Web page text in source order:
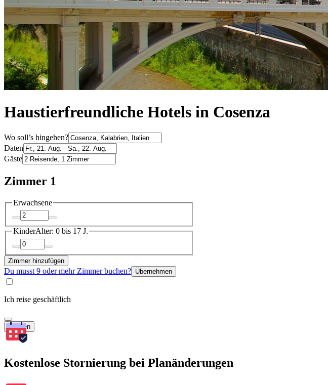
Haustierfreundliche Hotels in Cosenza
Wo soll’s hingehen?
Daten
Gäste
Zimmer 1
Erwachsene
KinderAlter: 0 bis 17 J.
Zimmer hinzufügen
Du musst 9 oder mehr Zimmer buchen? Übernehmen
Ich reise geschäftlich
Suchen
Kostenlose Stornierung bei Planänderungen